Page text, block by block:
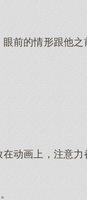
前的情形跟他
动画上，注意力